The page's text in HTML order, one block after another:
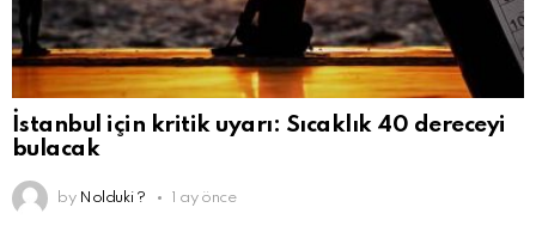
İstanbul için kritik uyarı: Sıcaklık 40 dereceyi
bulacak
by Nolduki ? 1 ay önce